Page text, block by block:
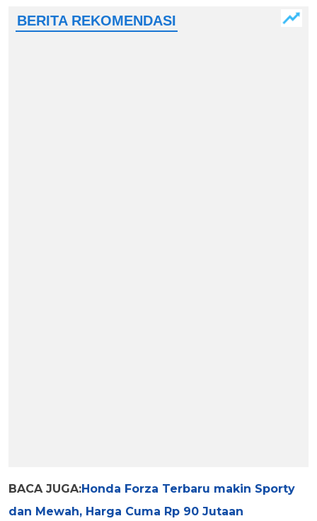
BACA JUGA:Honda Forza Terbaru makin Sporty
dan Mewah, Harga Cuma Rp 90 Jutaan